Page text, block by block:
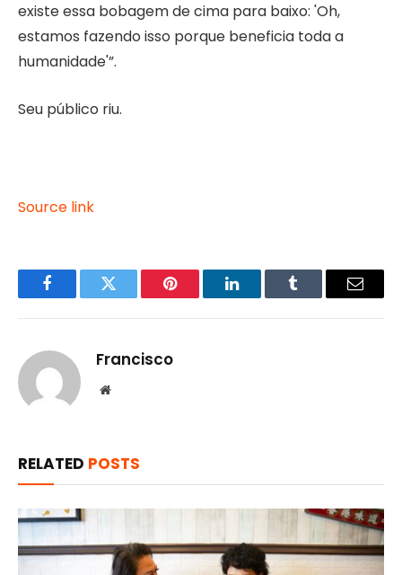
existe essa bobagem de cima para baixo: 'Oh,
estamos fazendo isso porque beneficia toda a
humanidade'”.
Seu público riu.
Source link
FacebookTwitter Pinterest LinkedInTumblr Email
Francisco
Website
RELATED POSTS